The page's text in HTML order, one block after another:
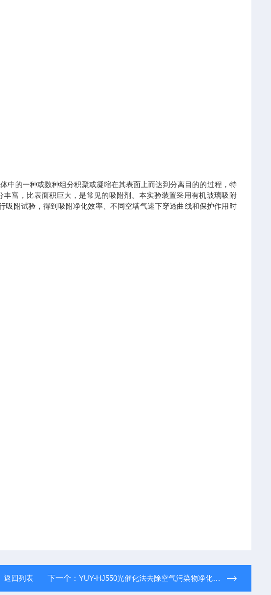
中的一种或数种组分积聚或凝缩在其表面上而达到分离目的的过程，特
富，比表面积巨大，是常见的吸附剂。本实验装置采用有机玻璃吸附
附试验，得到吸附净化效率、不同空塔气速下穿透曲线和保护作用时
返回列表 下一个： YUY-HJ550光催化法去除空气污染物净化处理实验装置